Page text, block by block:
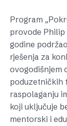
Program
provode Philip
godine
rješenja za
ovogodišnjem
poduzetničkih
raspolaganju
koji uključuje
mentorski i